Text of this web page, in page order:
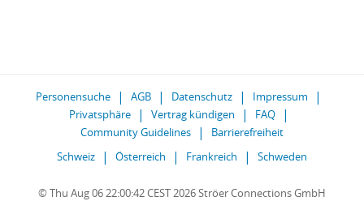
Personensuche AGB Datenschutz
Impressum
Privatsphäre
Vertrag kündigen
FAQ
Community Guidelines
Barrierefreiheit
Schweiz
Österreich Frankreich Schweden
© Thu Aug 06 22:00:42 CEST 2026 Ströer Connections GmbH